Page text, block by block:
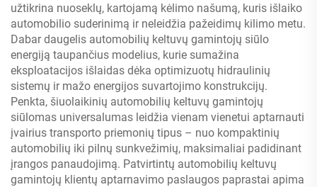
užtikrina nuoseklų, kartojamą kėlimo našumą, kuris išlaiko
automobilio suderinimą ir neleidžia pažeidimų kilimo metu.
Dabar daugelis automobilių keltuvų gamintojų siūlo
energiją taupančius modelius, kurie sumažina
eksploatacijos išlaidas dėka optimizuotų hidraulinių
sistemų ir mažo energijos suvartojimo konstrukcijų.
Penkta, šiuolaikinių automobilių keltuvų gamintojų
siūlomas universalumas leidžia vienam vienetui aptarnauti
įvairius transporto priemonių tipus – nuo kompaktinių
automobilių iki pilnų sunkvežimių, maksimaliai padidinant
įrangos panaudojimą. Patvirtintų automobilių keltuvų
gamintojų klientų aptarnavimo paslaugos paprastai apima